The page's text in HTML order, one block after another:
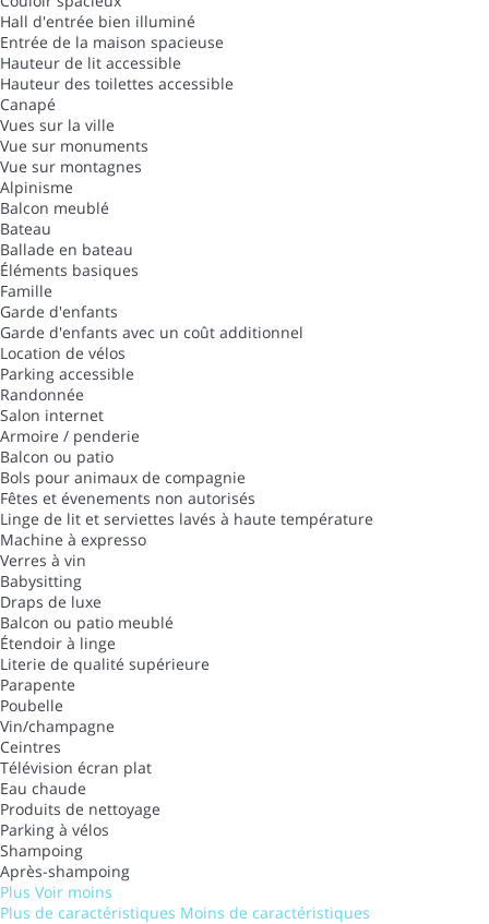
Hall d'entrée bien illuminé
Entrée de la maison spacieuse
Hauteur de lit accessible
Hauteur des toilettes accessible
Canapé
Vues sur la ville
Vue sur monuments
Vue sur montagnes
Alpinisme
Balcon meublé
Bateau
Ballade en bateau
Éléments basiques
Famille
Garde d'enfants
Garde d'enfants avec un coût additionnel
Location de vélos
Parking accessible
Randonnée
Salon internet
Armoire / penderie
Balcon ou patio
Bols pour animaux de compagnie
Fêtes et évenements non autorisés
Linge de lit et serviettes lavés à haute température
Machine à expresso
Verres à vin
Babysitting
Draps de luxe
Balcon ou patio meublé
Étendoir à linge
Literie de qualité supérieure
Parapente
Poubelle
Vin/champagne
Ceintres
Télévision écran plat
Eau chaude
Produits de nettoyage
Parking à vélos
Shampoing
Après-shampoing
Plus Voir moins
Plus de caractéristiques Moins de caractéristiques